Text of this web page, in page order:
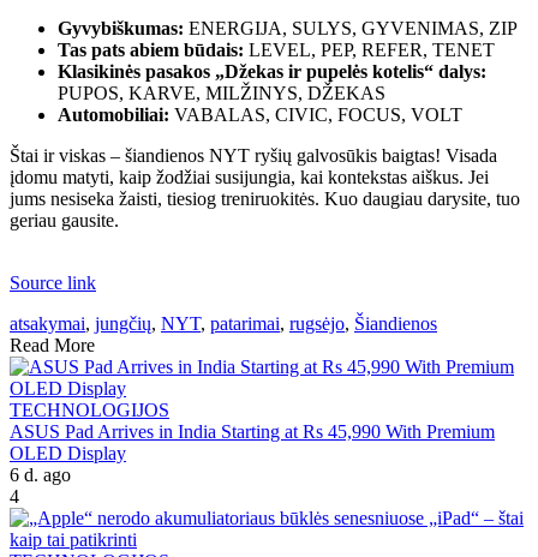
Gyvybiškumas: ENERGIJA, SULYS, GYVENIMAS, ZIP
Tas pats abiem būdais: LEVEL, PEP, REFER, TENET
Klasikinės pasakos „Džekas ir pupelės kotelis“ dalys:
PUPOS, KARVE, MILŽINYS, DŽEKAS
Automobiliai: VABALAS, CIVIC, FOCUS, VOLT
Štai ir viskas – šiandienos NYT ryšių galvosūkis baigtas! Visada
įdomu matyti, kaip žodžiai susijungia, kai kontekstas aiškus. Jei
jums nesiseka žaisti, tiesiog treniruokitės. Kuo daugiau darysite, tuo
geriau gausite.
Source link
atsakymai, jungčių, NYT, patarimai, rugsėjo, Šiandienos
Read More
TECHNOLOGIJOS
ASUS Pad Arrives in India Starting at Rs 45,990 With Premium
OLED Display
6 d. ago
4